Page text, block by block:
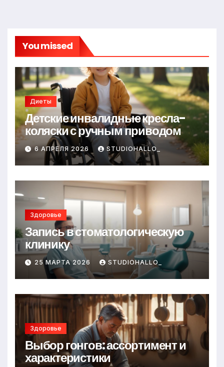
You missed
Диеты
Детские инвалидные кресла-
коляски с ручным приводом
6 АПРЕЛЯ 2026 STUDIOHALLO_
Здоровье
Запись в стоматологическую
клинику
25 МАРТА 2026 STUDIOHALLO_
Здоровье
Выбор гонгов: ассортимент и
характеристики